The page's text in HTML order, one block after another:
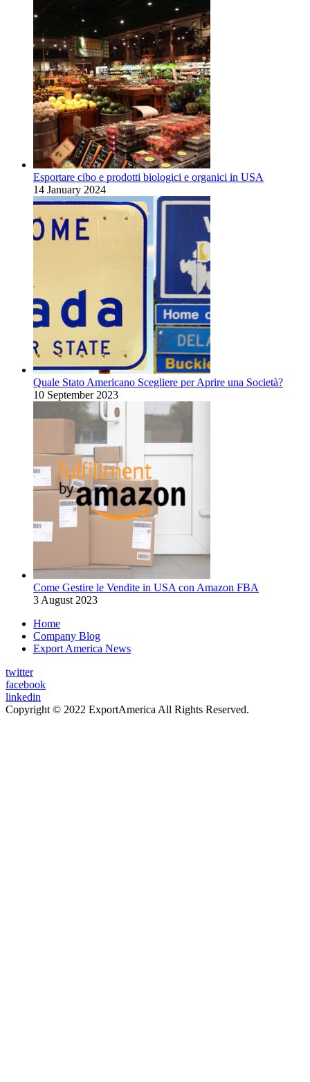
Esportare cibo e prodotti biologici e organici in USA
14 January 2024
Quale Stato Americano Scegliere per Aprire una Società?
10 September 2023
Come Gestire le Vendite in USA con Amazon FBA
3 August 2023
Home
Company Blog
Export America News
twitter
facebook
linkedin
Copyright © 2022 ExportAmerica All Rights Reserved.